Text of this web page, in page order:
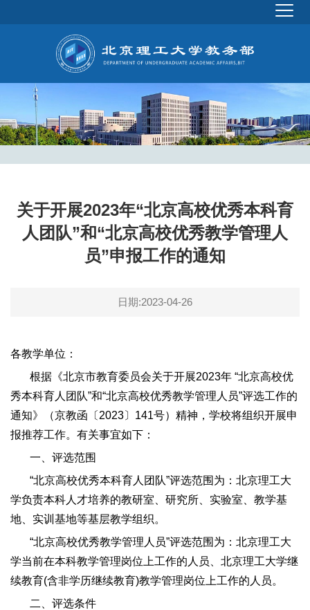
关于开展2023年“北京高校优秀本科育
人团队”和“北京高校优秀教学管理人
员”申报工作的通知
日期:2023-04-26
各教学单位：
根据《北京市教育委员会关于开展2023年 “北京高校优
秀本科育人团队”和“北京高校优秀教学管理人员”评选工作的
通知》（京教函〔2023〕141号）精神，学校将组织开展申
报推荐工作。有关事宜如下：
一、评选范围
“北京高校优秀本科育人团队”评选范围为：北京理工大
学负责本科人才培养的教研室、研究所、实验室、教学基
地、实训基地等基层教学组织。
“北京高校优秀教学管理人员”评选范围为：北京理工大
学当前在本科教学管理岗位上工作的人员、北京理工大学继
续教育(含非学历继续教育)教学管理岗位上工作的人员。
二、评选条件